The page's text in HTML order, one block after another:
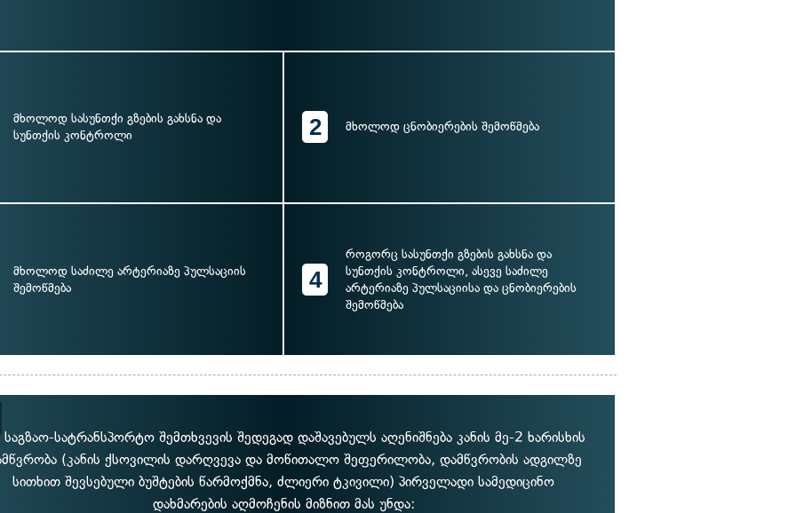
მხოლოდ სასუნთქი გზების გახსნა და
სუნთქის კონტროლი
2 მხოლოდ ცნობიერების შემოწმება
მხოლოდ საძილე არტერიაზე პულსაციის
შემოწმება
4
როგორც სასუნთქი გზების გახსნა და
სუნთქის კონტროლი, ასევე საძილე
არტერიაზე პულსაციისა და ცნობიერების
შემოწმება
სატრანსპორტო შემთხვევის შედეგად დაშავებულს აღენიშნება კანის მე-2 ხარისხის
(კანის ქსოვილის დარღვევა და მოწითალო შეფერილობა, დამწვრობის ადგილზე
სითხით შევსებული ბუშტების წარმოქმნა, ძლიერი ტკივილი) პირველადი სამედიცინო
დახმარების აღმოჩენის მიზნით მას უნდა: